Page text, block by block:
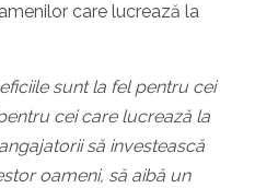
care lucrează la
sunt la fel pentru cei
cei care lucrează la
să investească
oameni, să aibă un